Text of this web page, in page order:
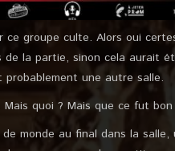
ce groupe culte. Alors oui
de la partie, sinon cela aurait
une autre salle.
quoi ? Mais que ce fut bon
monde au final dans la salle,